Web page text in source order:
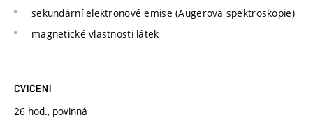
sekundární elektronové emise (Augerova spektroskopie)
magnetické vlastnosti látek
CVIČENÍ
26 hod., povinná